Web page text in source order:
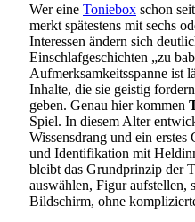
Wer eine Toniebox schon
merkt spätestens mit sechs
Interessen ändern sich
Einschlafgeschichten „zu
Aufmerksamkeitsspanne ist
Inhalte, die sie geistig
geben. Genau hier kommen
Spiel. In diesem Alter
Wissensdrang und ein
und Identifikation mit
bleibt das Grundprinzip der
auswählen, Figur aufstellen,
Bildschirm, ohne